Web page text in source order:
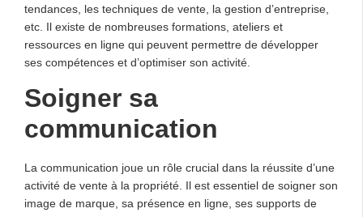
tendances, les techniques de vente, la gestion d’entreprise,
etc. Il existe de nombreuses formations, ateliers et
ressources en ligne qui peuvent permettre de développer
ses compétences et d’optimiser son activité.
Soigner sa
communication
La communication joue un rôle crucial dans la réussite d’une
activité de vente à la propriété. Il est essentiel de soigner son
image de marque, sa présence en ligne, ses supports de